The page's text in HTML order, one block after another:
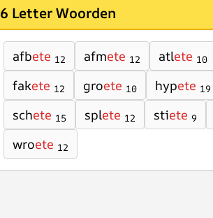
6 Letter Woorden
afbete 12 afmete 12 atlete 10
fakete 12 groete 10 hypete 19
schete 15 splete 12 stiete 9
wroete 12